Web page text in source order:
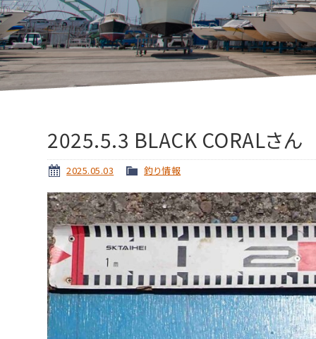
2025.5.3 BLACK CORALさん
2025.05.03 釣り情報